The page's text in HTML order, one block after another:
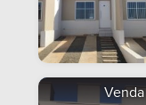
Venda